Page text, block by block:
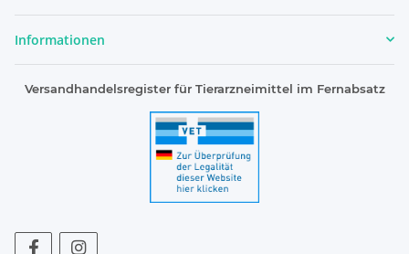
Informationen
Versandhandelsregister für Tierarzneimittel im Fernabsatz